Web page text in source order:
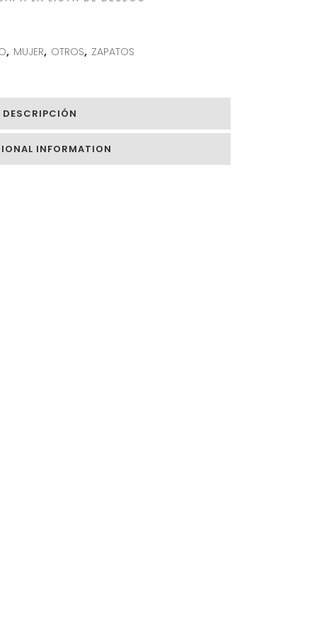
, MUJER, OTROS, ZAPATOS
DESCRIPCIÓN
INFORMATION